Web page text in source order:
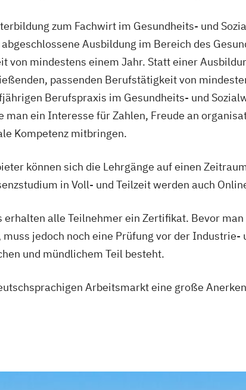
zum Fachwirt im Gesundheits- und
Ausbildung im Bereich des
von mindestens einem Jahr. Statt einer
passenden Berufstätigkeit von
Berufspraxis im Gesundheits- und
ein Interesse für Zahlen, Freude an
Kompetenz mitbringen.
können sich die Lehrgänge auf einen
in Voll- und Teilzeit werden auch
erhalten alle Teilnehmer ein Zertifikat. Bevor
muss jedoch noch eine Prüfung vor der
und mündlichem Teil besteht.
Arbeitsmarkt eine große